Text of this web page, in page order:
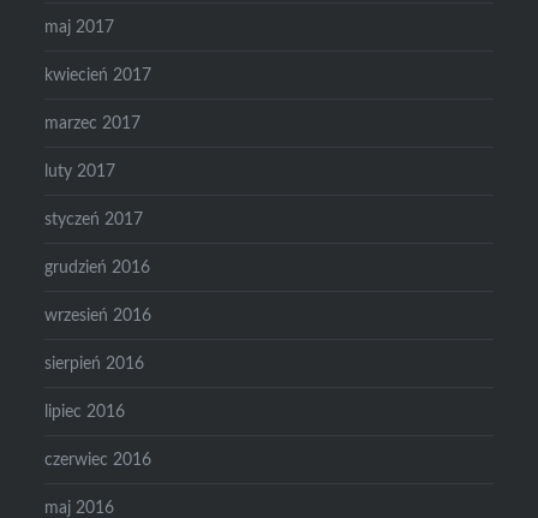
maj 2017
kwiecień 2017
marzec 2017
luty 2017
styczeń 2017
grudzień 2016
wrzesień 2016
sierpień 2016
lipiec 2016
czerwiec 2016
maj 2016